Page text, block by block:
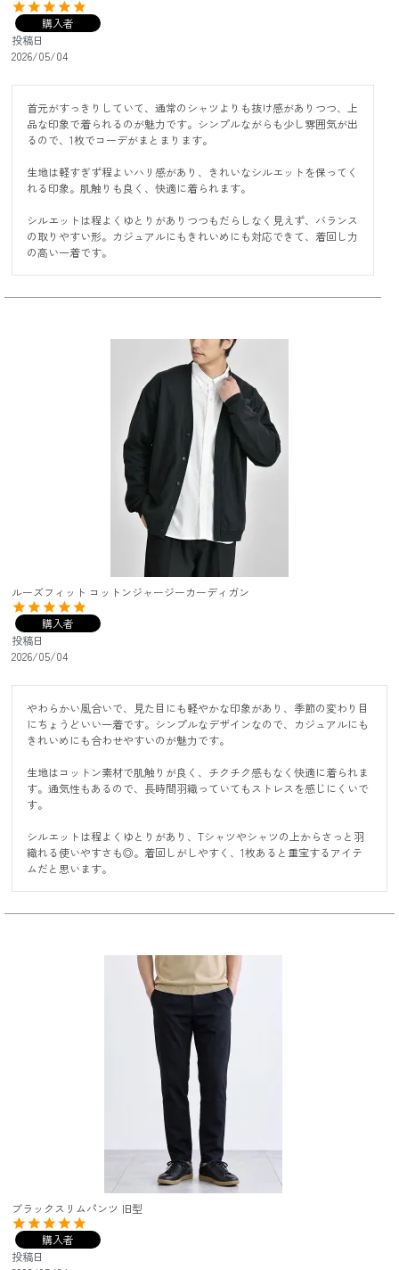
購入者
投稿日
2026/05/04
首元がすっきりしていて、通常のシャツよりも抜け感がありつつ、上
品な印象で着られるのが魅力です。シンプルながらも少し雰囲気が出
るので、1枚でコーデがまとまります。
生地は軽すぎず程よいハリ感があり、きれいなシルエットを保ってく
れる印象。肌触りも良く、快適に着られます。
シルエットは程よくゆとりがありつつもだらしなく見えず、バランス
の取りやすい形。カジュアルにもきれいめにも対応できて、着回し力
の高い一着です。
ルーズフィット コットンジャージーカーディガン
購入者
投稿日
2026/05/04
やわらかい風合いで、見た目にも軽やかな印象があり、季節の変わり目
にちょうどいい一着です。シンプルなデザインなので、カジュアルにも
きれいめにも合わせやすいのが魅力です。
生地はコットン素材で肌触りが良く、チクチク感もなく快適に着られま
す。通気性もあるので、長時間羽織っていてもストレスを感じにくいで
す。
シルエットは程よくゆとりがあり、Tシャツやシャツの上からさっと羽
織れる使いやすさも◎。着回しがしやすく、1枚あると重宝するアイテ
ムだと思います。
ブラックスリムパンツ 旧型
購入者
投稿日